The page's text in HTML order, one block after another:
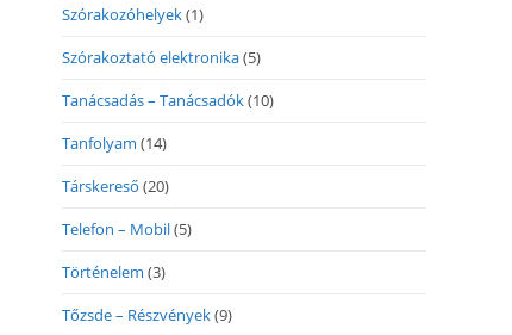
Szórakozóhelyek(1)
Szórakoztató elektronika(5)
Tanácsadás – Tanácsadók(10)
Tanfolyam (14)
Társkereső (20)
Telefon – Mobil(5)
Történelem (3)
Tőzsde – Részvények(9)